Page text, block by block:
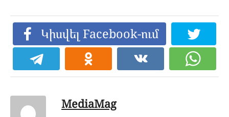
Կիսվել Facebook-ում
MediaMag